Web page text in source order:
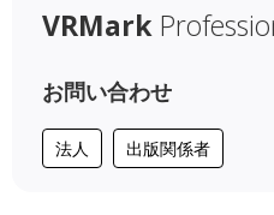
VRMark
お問い合わせ
法人 出版関係者